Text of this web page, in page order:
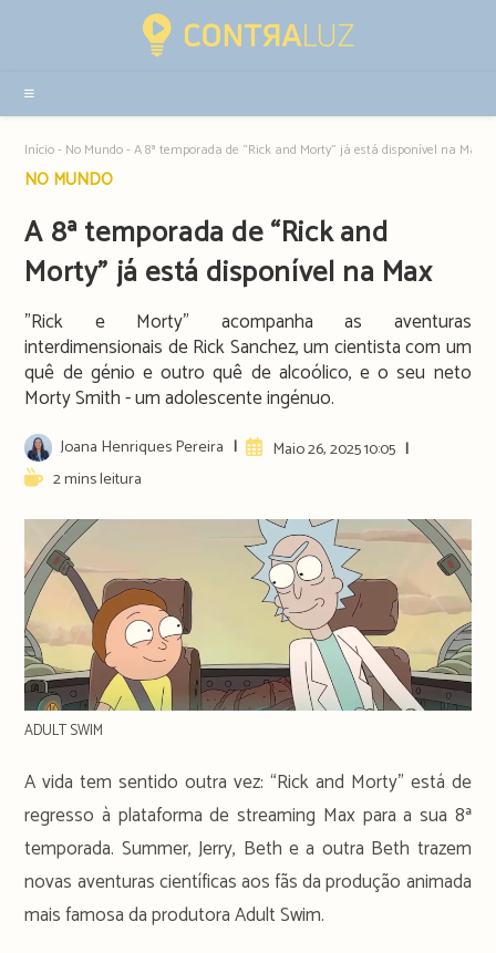
sidebar
Início- No Mundo-A 8ª temporada de “Rick and Morty” já está disponível na Max
Post
NO MUNDO
A 8ª temporada de “Rick and
Morty” já está disponível na Max
"Rick e Morty" acompanha as aventuras
interdimensionais de Rick Sanchez, um cientista com um
quê de génio e outro quê de alcoólico, e o seu neto
Morty Smith - um adolescente ingénuo.
Post
author:
Joana Henriques Pereira
ArtigoMaio 26, 2025 10:05
Reading2 mins leitura
ADULT SWIM
A vida tem sentido outra vez: “Rick and Morty” está de
regresso à plataforma de streaming Max para a sua 8ª
temporada. Summer, Jerry, Beth e a outra Beth trazem
novas aventuras científicas aos fãs da produção animada
mais famosa da produtora Adult Swim.